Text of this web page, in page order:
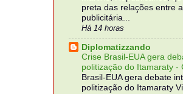
preta das relações entre
publicitária...
Há 14 horas
Diplomatizzando
Crise Brasil-EUA gera
politização do Itamaraty -
Brasil-EUA gera debate
politização do Itamaraty